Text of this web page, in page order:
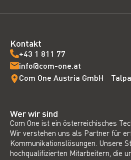
Kontakt
+43 1 811 77
info@com-one.at
Com One Austria GmbH
Wer wir sind
Com One ist ein österreichisches
Wir verstehen uns als Partner für
Kommunikationslösungen. Unsere
hochqualifizierten Mitarbeitern, die